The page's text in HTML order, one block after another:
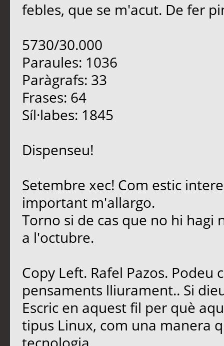
febles, que se m'acut. De fer
5730/30.000
Paraules: 1036
Paràgrafs: 33
Frases: 64
Síl·labes: 1845
Dispenseu!
Setembre xec! Com estic
important m'allargo.
Torno si de cas que no hi
a l'octubre.
Copy Left. Rafel Pazos.
pensaments lliurament.. Si
Escric en aquest fil per què
tipus Linux, com una manera